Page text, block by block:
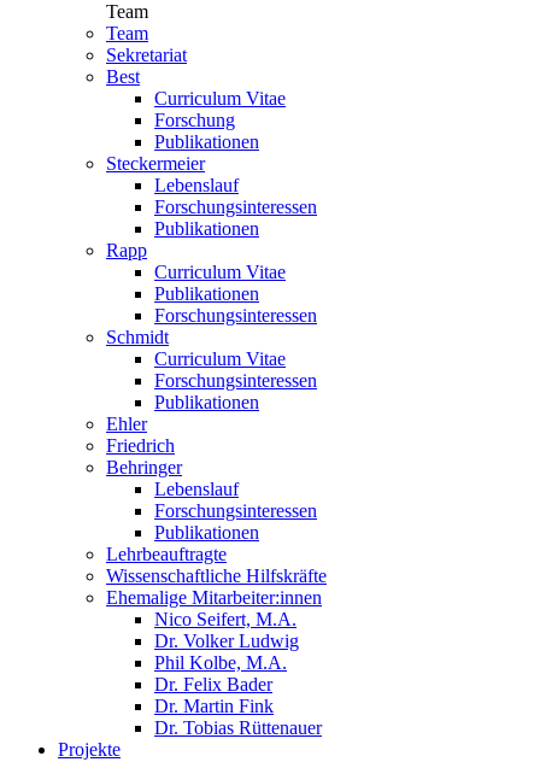
Team
Team
Sekretariat
Best
Curriculum Vitae
Forschung
Publikationen
Steckermeier
Lebenslauf
Forschungsinteressen
Publikationen
Rapp
Curriculum Vitae
Publikationen
Forschungsinteressen
Schmidt
Curriculum Vitae
Forschungsinteressen
Publikationen
Ehler
Friedrich
Behringer
Lebenslauf
Forschungsinteressen
Publikationen
Lehrbeauftragte
Wissenschaftliche Hilfskräfte
Ehemalige Mitarbeiter:innen
Nico Seifert, M.A.
Dr. Volker Ludwig
Phil Kolbe, M.A.
Dr. Felix Bader
Dr. Martin Fink
Dr. Tobias Rüttenauer
Projekte